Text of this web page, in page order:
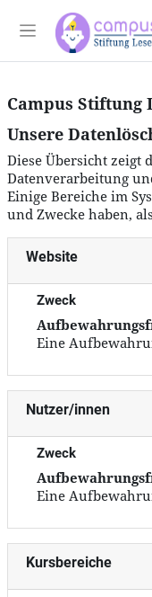
Zum Hauptinhalt
Website-Übersicht
Campus Stiftung
Unsere
Diese Übersicht zeigt
Datenverarbeitung
Einige Bereiche im
und Zwecke haben,
Website
Zweck
Eine
Nutzer/innen
Zweck
Eine
Kursbereiche